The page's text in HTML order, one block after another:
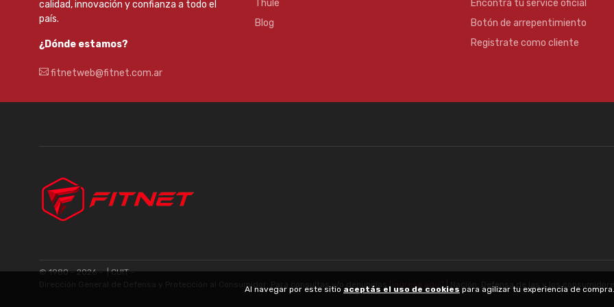
calidad, innovación y confianza a todo el
país.
¿Dónde estamos?
fitnetweb@fitnet.com.ar
Thule
Blog
Encontrá tu service oficial
Botón de arrepentimiento
Registrate como cliente
© 1980 - 2026 -| CUIT -
Dirección General de Defensa y Protección al Consumidor: Para consultas y/o denuncias [ingrese aquí] | Nación: Defensa de las y los
Al navegar por este sitio aceptás el uso de cookies para agilizar tu experiencia de compra.